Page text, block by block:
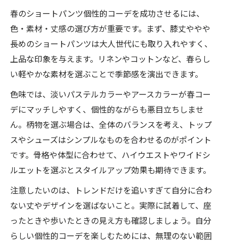
春のショートパンツ個性的コーデを成功させるには、
色・素材・丈感の選び方が重要です。まず、膝丈ややや
長めのショートパンツは大人世代にも取り入れやすく、
上品な印象を与えます。リネンやコットンなど、春らし
い軽やかな素材を選ぶことで季節感を演出できます。
色味では、淡いパステルカラーやアースカラーが春コー
デにマッチしやすく、個性的ながらも悪目立ちしませ
ん。柄物を選ぶ場合は、全体のバランスを考え、トップ
スやシューズはシンプルなものを合わせるのがポイント
です。骨格や体型に合わせて、ハイウエストやワイドシ
ルエットを選ぶとスタイルアップ効果も期待できます。
注意したいのは、トレンドだけを追いすぎて自分に合わ
ない丈やデザインを選ばないこと。実際に試着して、座
ったときや歩いたときの見え方も確認しましょう。自分
らしい個性的コーデを楽しむためには、無理のない範囲